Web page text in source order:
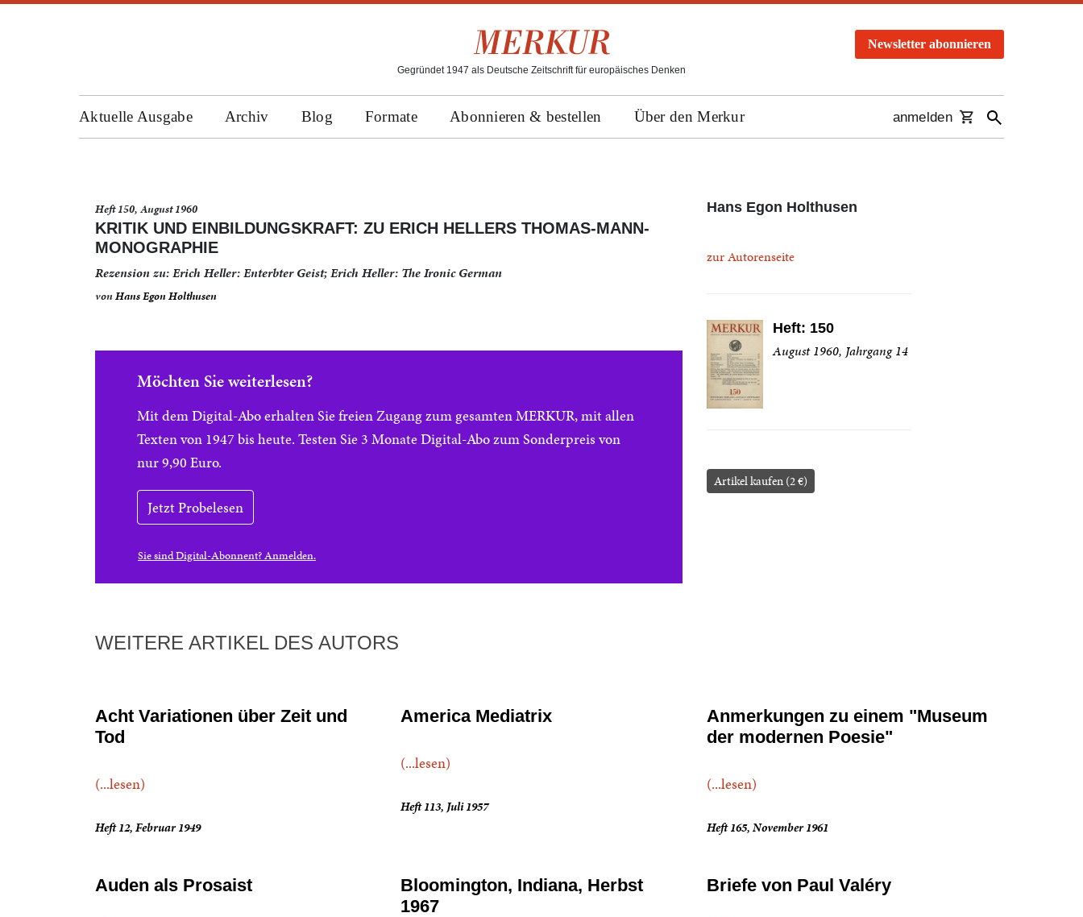
Gegründet 1947 als Deutsche Zeitschrift für europäisches Denken
Newsletter abonnieren
Aktuelle Ausgabe Archiv Blog Formate Abonnieren & bestellen Über den Merkur anmelden
Heft 150, August 1960
KRITIK UND EINBILDUNGSKRAFT: ZU ERICH HELLERS THOMAS-MANN-
MONOGRAPHIE
Rezension zu: Erich Heller: Enterbter Geist; Erich Heller: The Ironic German
vonHans Egon Holthusen
Möchten Sie weiterlesen?
Mit dem Digital-Abo erhalten Sie freien Zugang zum gesamten MERKUR, mit allen
Texten von 1947 bis heute. Testen Sie 3 Monate Digital-Abo zum Sonderpreis von
nur 9,90 Euro.
Jetzt Probelesen
Sie sind Digital-Abonnent? Anmelden.
Hans Egon Holthusen
zur Autorenseite
Heft: 150
August 1960, Jahrgang 14
Artikel kaufen (2 €)
WEITERE ARTIKEL DES AUTORS
Acht Variationen über Zeit und
Tod
(...lesen)
Heft 12, Februar 1949
America Mediatrix
(...lesen)
Heft 113, Juli 1957
Anmerkungen zu einem "Museum
der modernen Poesie"
(...lesen)
Heft 165, November 1961
Auden als Prosaist
Bloomington, Indiana, Herbst
1967
Briefe von Paul Valéry